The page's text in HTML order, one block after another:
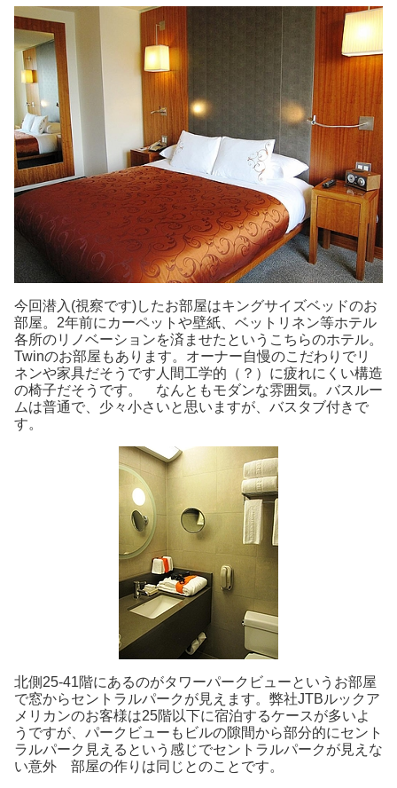
今回潜入(視察です)したお部屋はキングサイズベッドのお
部屋。2年前にカーペットや壁紙、ベットリネン等ホテル
各所のリノベーションを済ませたというこちらのホテル。
Twinのお部屋もあります。オーナー自慢のこだわりでリ
ネンや家具だそうです人間工学的（？）に疲れにくい構造
の椅子だそうです。 なんともモダンな雰囲気。バスルー
ムは普通で、少々小さいと思いますが、バスタブ付きで
す。
北側25-41階にあるのがタワーパークビューというお部屋
で窓からセントラルパークが見えます。弊社JTBルックア
メリカンのお客様は25階以下に宿泊するケースが多いよ
うですが、パークビューもビルの隙間から部分的にセント
ラルパーク見えるという感じでセントラルパークが見えな
い意外 部屋の作りは同じとのことです。